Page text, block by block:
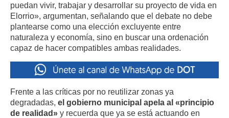
puedan vivir, trabajar y desarrollar su proyecto de vida en
Elorrio», argumentan, señalando que el debate no debe
plantearse como una elección excluyente entre
naturaleza y economía, sino en buscar una ordenación
capaz de hacer compatibles ambas realidades.
Frente a las críticas por no reutilizar zonas ya
degradadas, el gobierno municipal apela al «principio
de realidad» y recuerda que ya se está actuando en